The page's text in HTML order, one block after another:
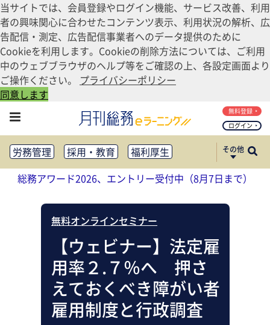
当サイトでは、会員登録やログイン機能、サービス改善、利用
者の興味関心に合わせたコンテンツ表示、利用状況の解析、広
告配信・測定、広告配信事業者へのデータ提供のために
Cookieを利用します。Cookieの削除方法については、ご利用
中のウェブブラウザのヘルプ等をご確認の上、各設定画面より
ご操作ください。 プライバシーポリシー
同意します
ログイン
無料登録
労務管理 採用・教育
福利厚生
健康経営
働き方改革
法務・コンプライアンス
リスクマネジメント・BCP
社外・社内広報
社外・社内コミュニケーション活性化
FM・オフィス移転
CSR・SDGs
テクノロジー活用・DX
助成金・補助金・コスト削減
アウトソーシング・BPO
調査・レポート
その他
総務アワード2026、エントリー受付中（8月7日まで）
無料オンラインセミナー
【ウェビナー】法定雇
用率２.７％へ 押さ
えておくべき障がい者
雇用制度と行政調査